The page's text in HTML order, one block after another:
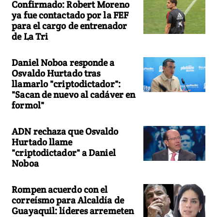
Confirmado: Robert Moreno
ya fue contactado por la FEF
para el cargo de entrenador
de La Tri
Daniel Noboa responde a
Osvaldo Hurtado tras
llamarlo "criptodictador":
"Sacan de nuevo al cadáver en
formol"
ADN rechaza que Osvaldo
Hurtado llame
"criptodictador" a Daniel
Noboa
Rompen acuerdo con el
correísmo para Alcaldía de
Guayaquil: líderes arremeten